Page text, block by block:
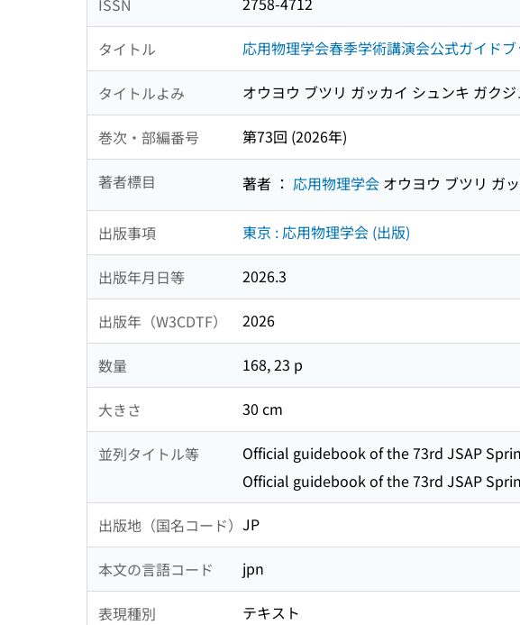
タイトル 応用物理学会春季学術講演会公式ガイドブ
タイトルよみ オウヨウ ブツリ ガッカイ シュンキ ガク
巻次・部編番号 第73回 (2026年)
著者標目 著者 ： 応用物理学会 オウヨウ ブツリ ガ
出版事項 東京 : 応用物理学会 (出版)
出版年月日等 2026.3
出版年（W3CDTF） 2026
数量 168, 23 p
大きさ 30 cm
並列タイトル等
Official guidebook of the 73rd JSAP
Official guidebook of the 73rd JSAP
出版地（国名コード） JP
本文の言語コード jpn
表現種別 テキスト